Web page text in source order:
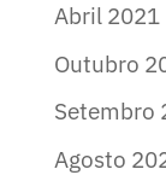
Abril 2021
Outubro
Setembro
Agosto